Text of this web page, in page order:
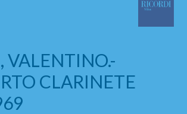
VALENTINO.-
CLARINETE